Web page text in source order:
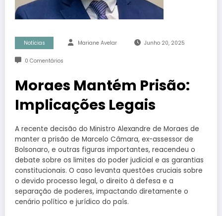
Notícias Mariane Avelar Junho 20, 2025
0 Comentários
Moraes Mantém Prisão:
Implicações Legais
A recente decisão do Ministro Alexandre de Moraes de
manter a prisão de Marcelo Câmara, ex-assessor de
Bolsonaro, e outras figuras importantes, reacendeu o
debate sobre os limites do poder judicial e as garantias
constitucionais. O caso levanta questões cruciais sobre
o devido processo legal, o direito à defesa e a
separação de poderes, impactando diretamente o
cenário político e jurídico do país.